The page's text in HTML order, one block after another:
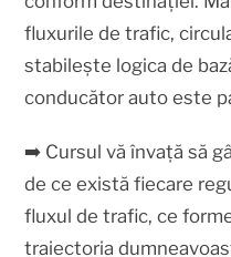
fluxurile de trafic,
stabilește logica de
conducător auto este
➡️ Cursul vă învață să
de ce există fiecare
fluxul de trafic, ce
traiectoria